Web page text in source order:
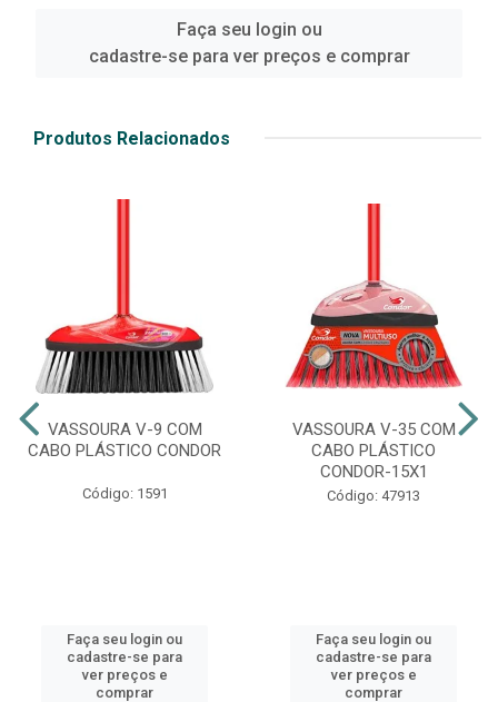
Faça seu login ou
cadastre-se para ver preços e comprar
Produtos Relacionados
VASSOURA V-9 COM
CABO PLÁSTICO CONDOR
Código: 1591
Faça seu login ou
cadastre-se para
ver preços e
comprar
VASSOURA V-35 COM
CABO PLÁSTICO
CONDOR-15X1
Código: 47913
Faça seu login ou
cadastre-se para
ver preços e
comprar